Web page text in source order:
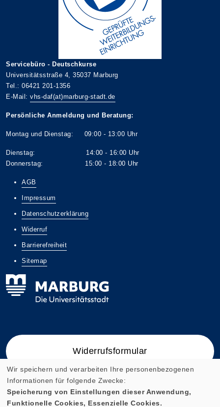
Servicebüro - Deutschkurse
Universitätsstraße 4, 35037 Marburg
Tel.: 06421 201-1356
E-Mail: vhs-daf(at)marburg-stadt.de
Persönliche Anmeldung und Beratung:
Montag und Dienstag: 09:00 - 13:00 Uhr
Dienstag: 14:00 - 16:00 Uhr
Donnerstag: 15:00 - 18:00 Uhr
AGB
Impressum
Datenschutzerklärung
Widerruf
Barrierefreiheit
Sitemap
Widerrufsformular
Wir speichern und verarbeiten Ihre personenbezogenen
Informationen für folgende Zwecke:
Speicherung von Einstellungen dieser Anwendung,
Funktionelle Cookies, Essenzielle Cookies.